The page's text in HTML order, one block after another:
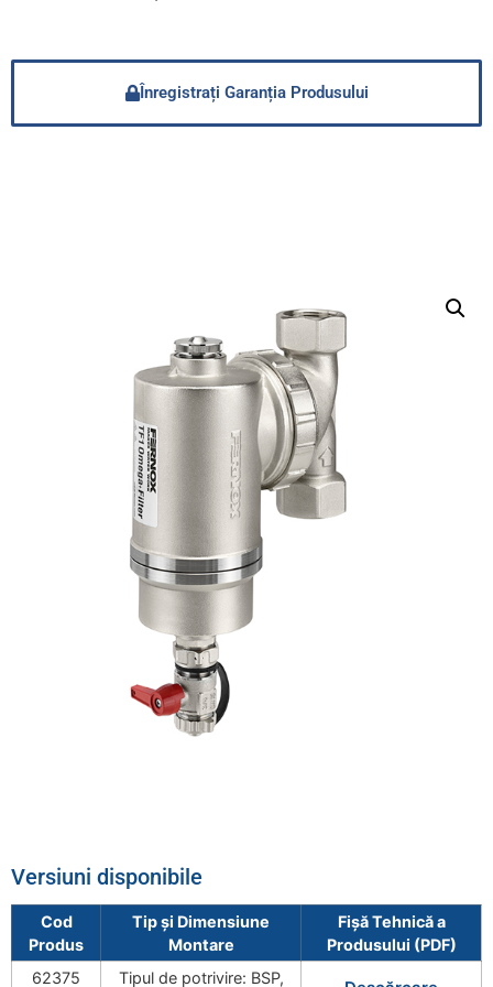
Înregistrați Garanția Produsului
Versiuni disponibile
Cod
Produs
Tip și Dimensiune
Montare
Fișă Tehnică a
Produsului (PDF)
62375
Tipul de potrivire: BSP,